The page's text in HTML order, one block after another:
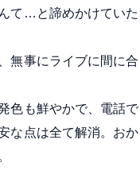
て…と諦めかけていた
無事にライブに間に合
色も鮮やかで、電話で
な点は全て解消。おか